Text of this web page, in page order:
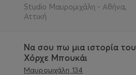
Studio Μαυρομιχάλη - Αθήνα,
Αττική
Να σου πω μια ιστορία του
Χόρχε Μπουκάι
Μαυρομιχάλη 134